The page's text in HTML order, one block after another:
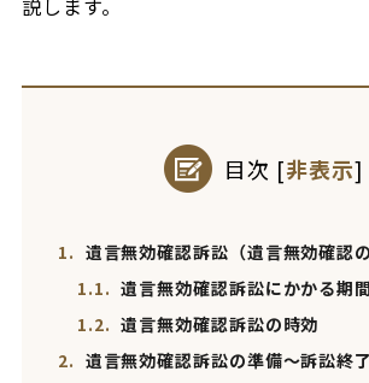
説します。
目次 [非表示]
1. 遺言無効確認訴訟（遺言無効確認
1.1. 遺言無効確認訴訟にかかる期間
1.2. 遺言無効確認訴訟の時効
2. 遺言無効確認訴訟の準備～訴訟終